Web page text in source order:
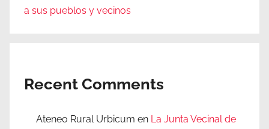
a sus pueblos y vecinos
Recent Comments
Ateneo Rural Urbicum en La Junta Vecinal de